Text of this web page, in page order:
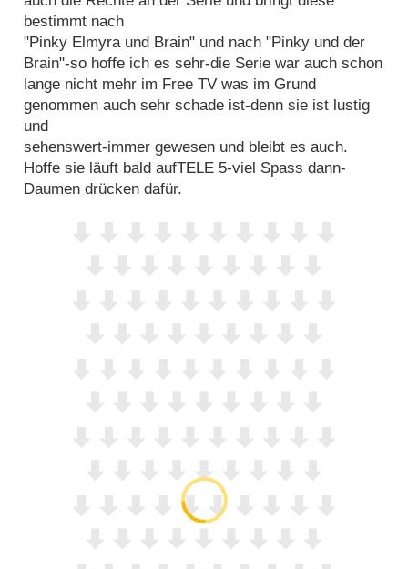
bestimmt nach
"Pinky Elmyra und Brain" und nach "Pinky und der
Brain"-so hoffe ich es sehr-die Serie war auch schon
lange nicht mehr im Free TV was im Grund
genommen auch sehr schade ist-denn sie ist lustig
und
sehenswert-immer gewesen und bleibt es auch.
Hoffe sie läuft bald aufTELE 5-viel Spass dann-
Daumen drücken dafür.